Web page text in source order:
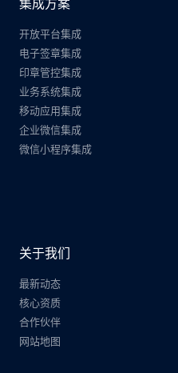
开放平台集成
电子签章集成
印章管控集成
业务系统集成
移动应用集成
企业微信集成
微信小程序集成
关于我们
最新动态
核心资质
合作伙伴
网站地图